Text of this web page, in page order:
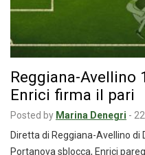
Reggiana-Avellino
Enrici firma il pari
Posted by Marina Denegri -
Diretta di Reggiana-Avellino
Portanova sblocca, Enrici